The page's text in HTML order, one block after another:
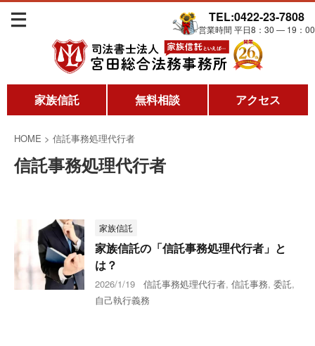
TEL:0422-23-7808
営業時間 平日8：30 ― 19：00
家族信託 無料相談 アクセス
HOME > 信託事務処理代行者
信託事務処理代行者
家族信託
家族信託の「信託事務処理代行者」と
は？
2026/1/19 信託事務処理代行者, 信託事務, 委託,
自己執行義務